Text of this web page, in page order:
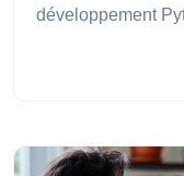
développement